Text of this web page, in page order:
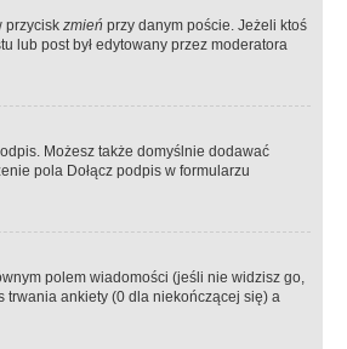
przycisk zmień przy danym poście. Jeżeli ktoś
lub post był edytowany przez moderatora
Możesz także domyślnie dodawać
pola Dołącz podpis w formularzu
polem wiadomości (jeśli nie widzisz go,
trwania ankiety (0 dla niekończącej się) a